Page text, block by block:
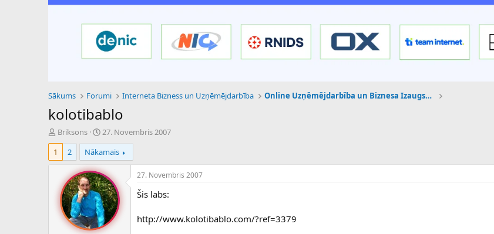
Sākums Forumi Interneta Bizness un Uzņēmējdarbība Online Uzņēmējdarbība un Biznesa Izaugsme
kolotibablo
P
a
e
e
n
a
Briksons
S
ā
k
u
m
a
d
a
t
u
27. Novembris 2007
1
2 Nākamais
27. Novembris 2007
Šis labs:
http://www.kolotibablo.com/?ref=3379